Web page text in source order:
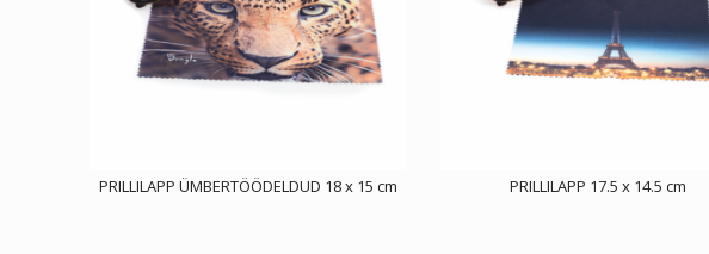
PRILLILAPP ÜMBERTÖÖDELDUD 18 x 15 cm
PRILLILAPP 17.5 x 14.5 cm